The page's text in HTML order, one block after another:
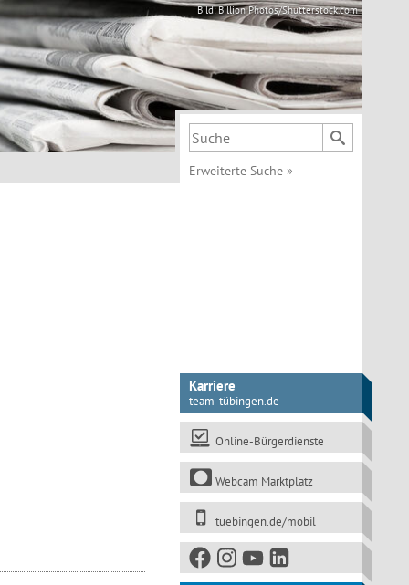
Bild: Billion Photos/Shutterstock.com
Suchbegriff
Erweiterte Suche »
Karriere
team-tübingen.de
Online-Bürgerdienste
Webcam Marktplatz
tuebingen.de/mobil